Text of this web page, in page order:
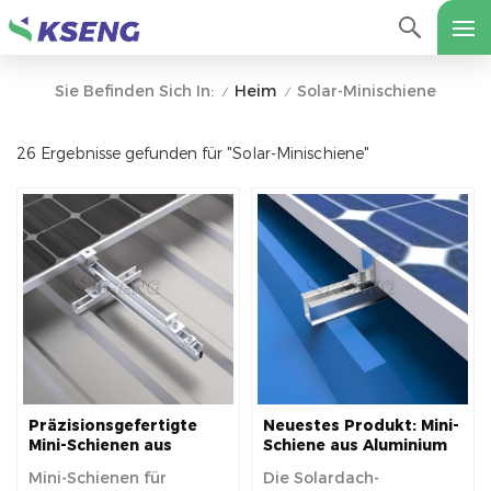
Sie Befinden Sich In: / Heim / Solar-Minischiene
26 Ergebnisse gefunden für "Solar-Minischiene"
Präzisionsgefertigte
Mini-Schienen aus
Solardachmontage zur
Mini-Schienen für
Neuestes Produkt: Mini-
Schiene aus Aluminium
auf Metalldächern
Die Solardach-